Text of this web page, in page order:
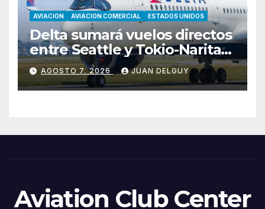
AVIACION AVIACION COMERCIAL ESTADOS UNIDOS
Delta sumará vuelos directos
entre Seattle y Tokio-Narita
desde marzo de 2027
AGOSTO 7, 2026 JUAN DELGUY
Aviation Club Center